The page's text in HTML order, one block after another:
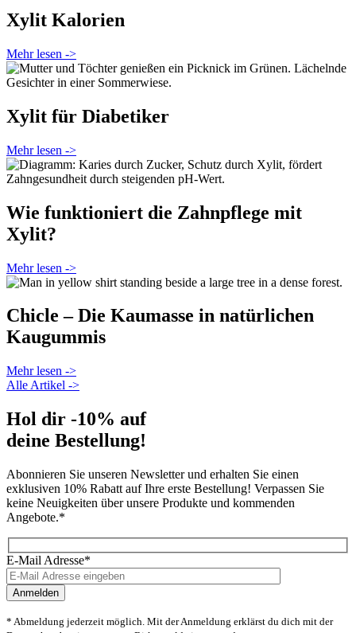
Xylit Kalorien
Mehr lesen ->
Xylit für Diabetiker
Mehr lesen ->
Wie funktioniert die Zahnpflege mit
Xylit?
Mehr lesen ->
Chicle – Die Kaumasse in natürlichen
Kaugummis
Mehr lesen ->
Alle Artikel ->
Hol dir -10% auf
deine Bestellung!
Abonnieren Sie unseren Newsletter und erhalten Sie einen
exklusiven 10% Rabatt auf Ihre erste Bestellung! Verpassen Sie
keine Neuigkeiten über unsere Produkte und kommenden
Angebote.*
E-Mail Adresse*
* Abmeldung jederzeit möglich. Mit der Anmeldung erklärst du dich mit der